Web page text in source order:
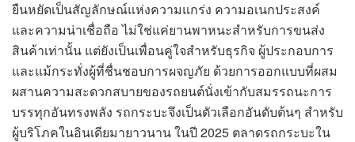
ยืนหยัดเป็นสัญลักษณ์แห่งความแกร่ง ความอเนกประสงค์
และความน่าเชื่อถือ ไม่ใช่แค่ยานพาหนะสำหรับการขนส่ง
สินค้าเท่านั้น แต่ยังเป็นเพื่อนคู่ใจสำหรับธุรกิจ ผู้ประกอบการ
และแม้กระทั่งผู้ที่ชื่นชอบการผจญภัย ด้วยการออกแบบที่ผสม
ผสานความสะดวกสบายของรถยนต์นั่งเข้ากับสมรรถนะการ
บรรทุกอันทรงพลัง รถกระบะจึงเป็นตัวเลือกอันดับต้นๆ สำหรับ
ผู้บริโภคในอินเดียมายาวนาน ในปี 2025 ตลาดรถกระบะใน